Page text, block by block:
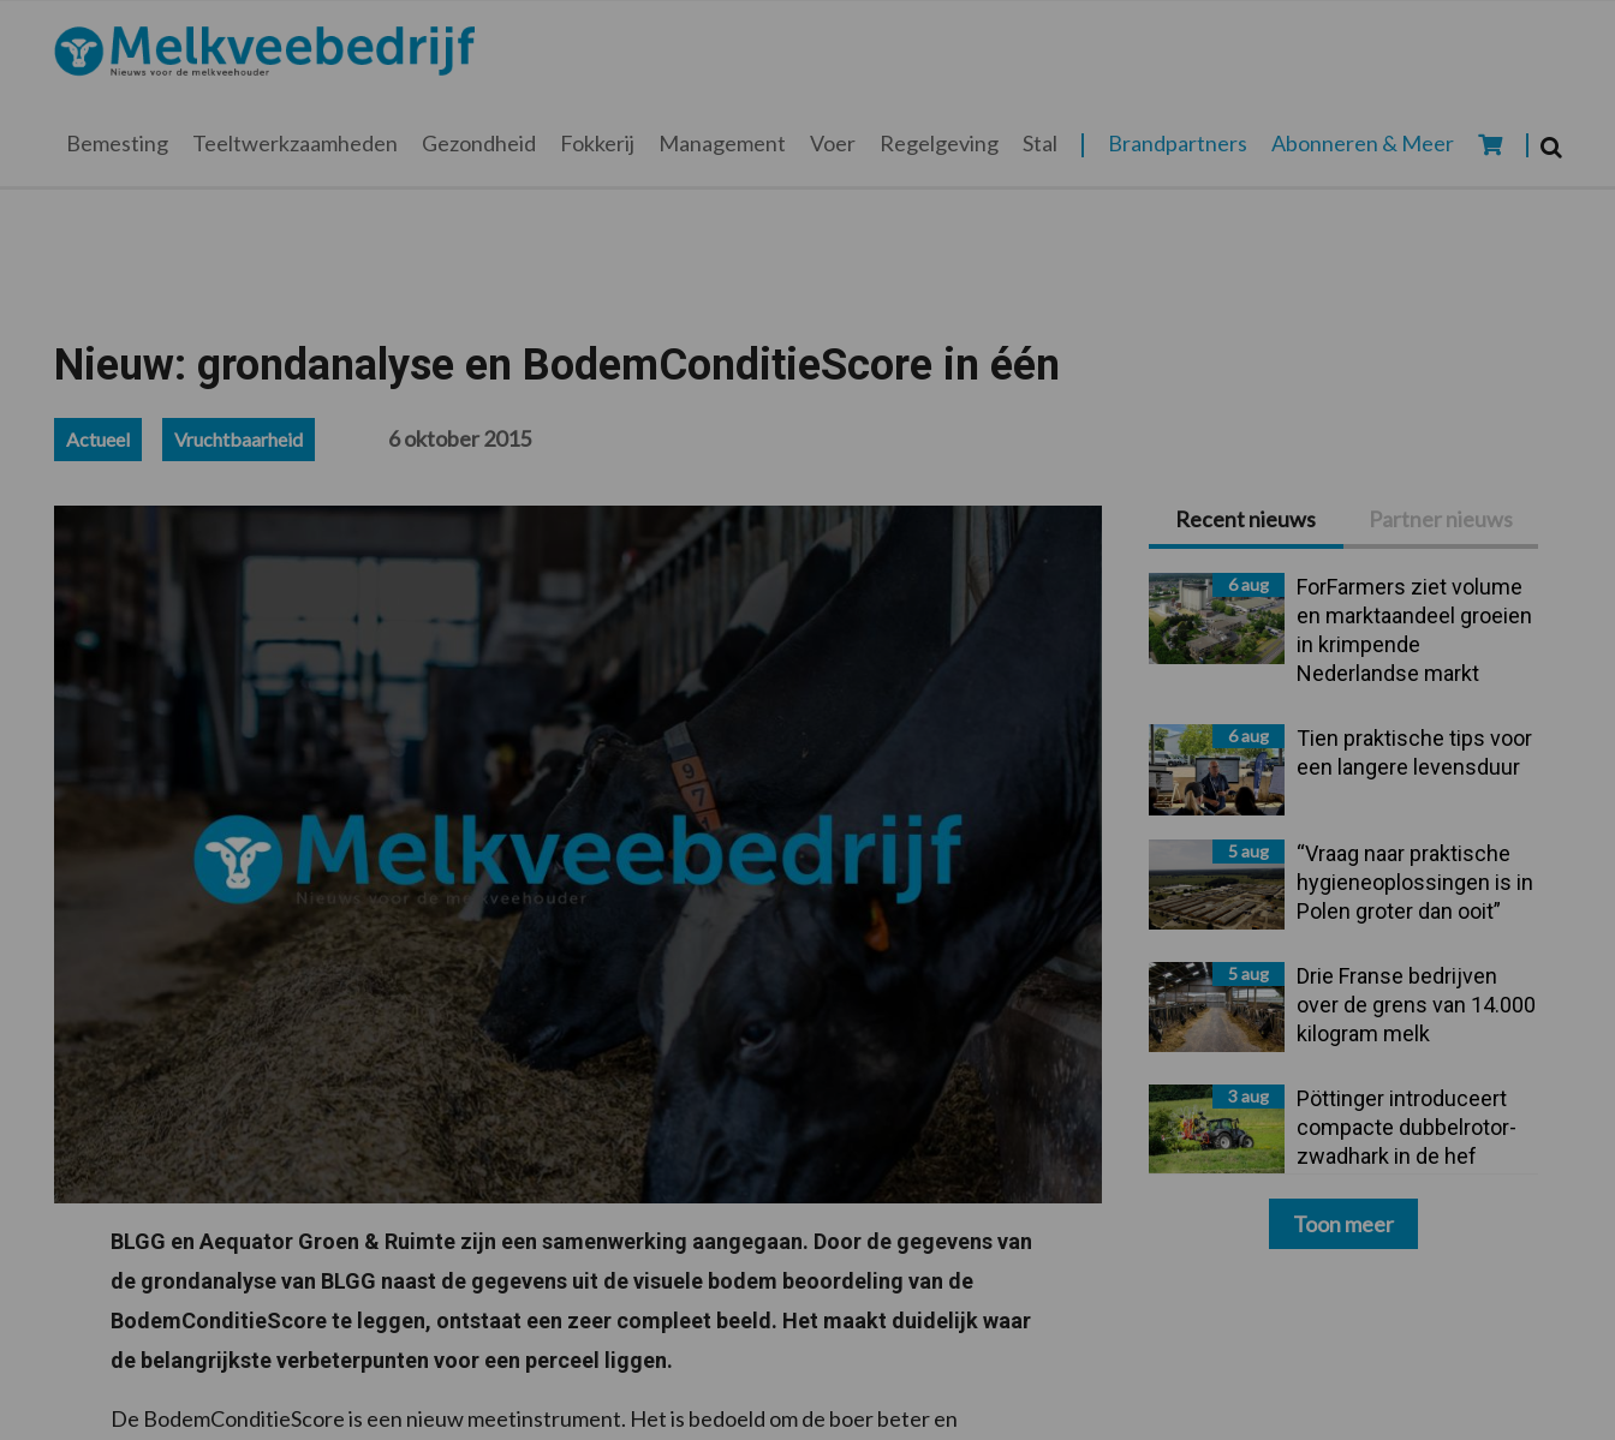
hoofdnavigatie
hoofd
eerste
voettekst
Melkveebedrijf.nl
Bemesting Teeltwerkzaamheden Gezondheid Fokkerij Management Voer Regelgeving Stal Brandpartners Abonneren & Meer
Nieuw: grondanalyse en BodemConditieScore in één
Actueel Vruchtbaarheid 6 oktober 2015
BLGG en Aequator Groen & Ruimte zijn een samenwerking aangegaan. Door de gegevens van
de grondanalyse van BLGG naast de gegevens uit de visuele bodem beoordeling van de
BodemConditieScore te leggen, ontstaat een zeer compleet beeld. Het maakt duidelijk waar
de belangrijkste verbeterpunten voor een perceel liggen.
De BodemConditieScore is een nieuw meetinstrument. Het is bedoeld om de boer beter en
Primaire
Sidebar
Recent nieuws Partner nieuws
6 aug
ForFarmers ziet volume
en marktaandeel groeien
in krimpende
Nederlandse markt
6 aug
Tien praktische tips voor
een langere levensduur
5 aug
“Vraag naar praktische
hygieneoplossingen is in
Polen groter dan ooit”
5 aug
Drie Franse bedrijven
over de grens van 14.000
kilogram melk
3 aug
Pöttinger introduceert
compacte dubbelrotor-
zwadhark in de hef
Toon meer